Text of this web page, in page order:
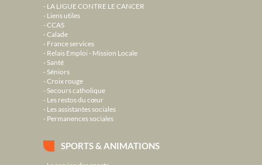
LA LIGUE CONTRE LE CANCER
Liens utiles
CCAS
Calade
France services
Relais Emploi - Mission Locale
Santé
Séniors
Croix rouge
Secours catholique
Les restos du cœur
Les assistantes sociales
Permanences sociales
SPORTS & ANIMATIONS